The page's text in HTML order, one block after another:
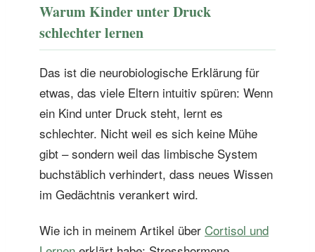
Warum Kinder unter Druck
schlechter lernen
Das ist die neurobiologische Erklärung für
etwas, das viele Eltern intuitiv spüren: Wenn
ein Kind unter Druck steht, lernt es
schlechter. Nicht weil es sich keine Mühe
gibt – sondern weil das limbische System
buchstäblich verhindert, dass neues Wissen
im Gedächtnis verankert wird.
Wie ich in meinem Artikel über Cortisol und